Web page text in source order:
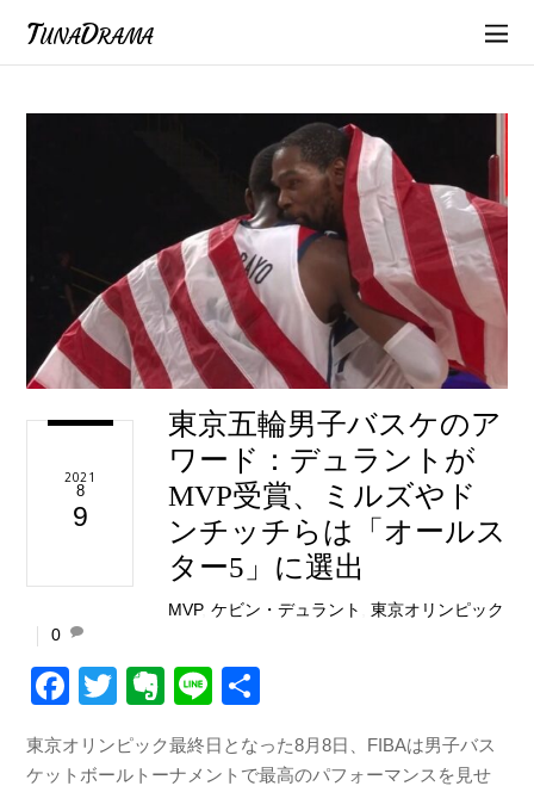
TunaDrama
2021
8
9
東京五輪男子バスケのア
ワード：デュラントが
MVP受賞、ミルズやド
ンチッチらは「オールス
ター5」に選出
MVP,ケビン・デュラント ,東京オリンピック
0
F
c
T
tt
E
er
Li
e
東京オリンピック最終日となった8月8日、FIBAは男子バス
ケットボールトーナメントで最高のパフォーマンスを見せ